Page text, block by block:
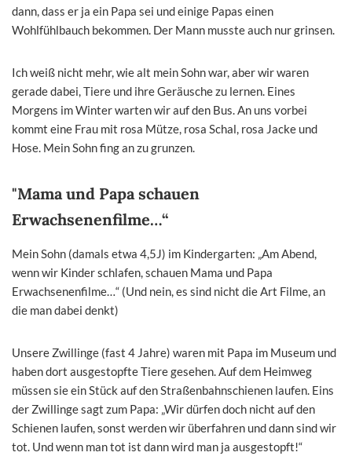
dann, dass er ja ein Papa sei und einige Papas einen
Wohlfühlbauch bekommen. Der Mann musste auch nur grinsen.
Ich weiß nicht mehr, wie alt mein Sohn war, aber wir waren
gerade dabei, Tiere und ihre Geräusche zu lernen. Eines
Morgens im Winter warten wir auf den Bus. An uns vorbei
kommt eine Frau mit rosa Mütze, rosa Schal, rosa Jacke und
Hose. Mein Sohn fing an zu grunzen.
"Mama und Papa schauen
Erwachsenenfilme…“
Mein Sohn (damals etwa 4,5J) im Kindergarten: „Am Abend,
wenn wir Kinder schlafen, schauen Mama und Papa
Erwachsenenfilme…“ (Und nein, es sind nicht die Art Filme, an
die man dabei denkt)
Unsere Zwillinge (fast 4 Jahre) waren mit Papa im Museum und
haben dort ausgestopfte Tiere gesehen. Auf dem Heimweg
müssen sie ein Stück auf den Straßenbahnschienen laufen. Eins
der Zwillinge sagt zum Papa: „Wir dürfen doch nicht auf den
Schienen laufen, sonst werden wir überfahren und dann sind wir
tot. Und wenn man tot ist dann wird man ja ausgestopft!“